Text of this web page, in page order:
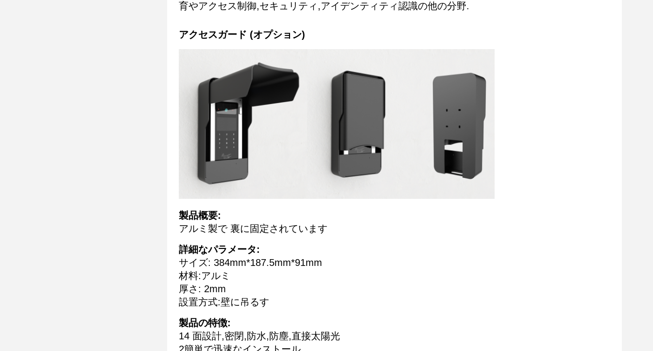
育やアクセス制御,セキュリティ,アイデンティティ認識の他の分野.
アクセスガード (オプション)
製品概要:
アルミ製で 裏に固定されています
詳細なパラメータ:
サイズ: 384mm*187.5mm*91mm
材料:アルミ
厚さ: 2mm
設置方式:壁に吊るす
製品の特徴:
14 面設計,密閉,防水,防塵,直接太陽光